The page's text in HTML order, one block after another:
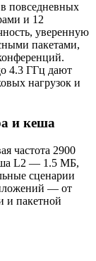
повседневных
и 12
уверенную
пакетами,
4.3 ГГц дают
нагрузок и
и кеша
частота 2900
L2 — 1.5 МБ,
сценарии
— от
и пакетной